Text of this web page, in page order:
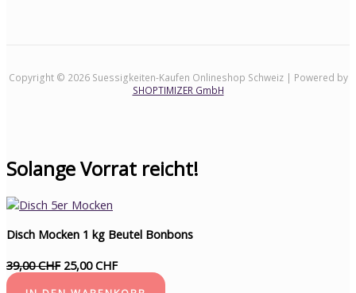
Copyright © 2026 Suessigkeiten-Kaufen Onlineshop Schweiz | Powered by
SHOPTIMIZER GmbH
Solange Vorrat reicht!
Disch Mocken 1 kg Beutel Bonbons
39,00 CHF25,00 CHF